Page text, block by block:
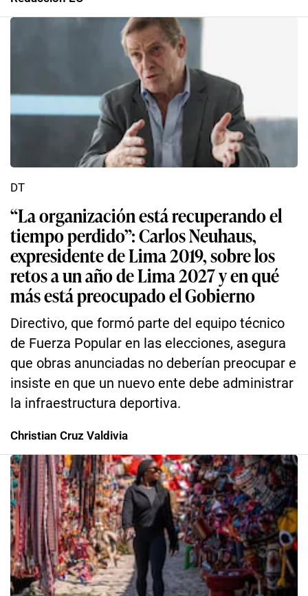
“La organización está recuperando el
tiempo perdido”: Carlos Neuhaus,
expresidente de Lima 2019, sobre los
retos a un año de Lima 2027 y en qué
más está preocupado el Gobierno
Directivo, que formó parte del equipo técnico
de Fuerza Popular en las elecciones, asegura
que obras anunciadas no deberían preocupar e
insiste en que un nuevo ente debe administrar
la infraestructura deportiva.
DT
Christian Cruz Valdivia